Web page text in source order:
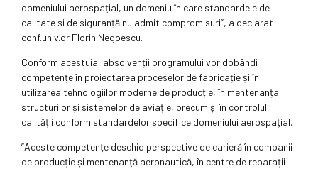
domeniului aerospațial, un domeniu în care standardele de
calitate și de siguranță nu admit compromisuri”, a declarat
conf.univ.dr Florin Negoescu.
Conform acestuia, absolvenții programului vor dobândi
competențe în proiectarea proceselor de fabricație și în
utilizarea tehnologiilor moderne de producție, în mentenanța
structurilor și sistemelor de aviație, precum și în controlul
calității conform standardelor specifice domeniului aerospațial.
”Aceste competențe deschid perspective de carieră în companii
de producție și mentenanță aeronautică, în centre de reparații